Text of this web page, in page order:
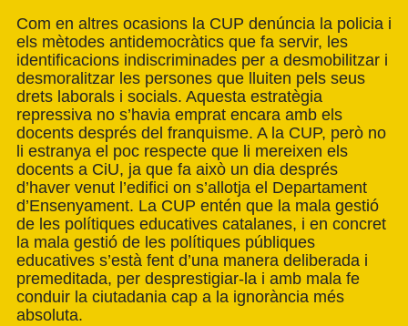
Com en altres ocasions la CUP denúncia la policia i
els mètodes antidemocràtics que fa servir, les
identificacions indiscriminades per a desmobilitzar i
desmoralitzar les persones que lluiten pels seus
drets laborals i socials. Aquesta estratègia
repressiva no s’havia emprat encara amb els
docents després del franquisme. A la CUP, però no
li estranya el poc respecte que li mereixen els
docents a CiU, ja que fa això un dia després
d’haver venut l’edifici on s’allotja el Departament
d’Ensenyament. La CUP entén que la mala gestió
de les polítiques educatives catalanes, i en concret
la mala gestió de les polítiques públiques
educatives s’està fent d’una manera deliberada i
premeditada, per desprestigiar-la i amb mala fe
conduir la ciutadania cap a la ignorància més
absoluta.